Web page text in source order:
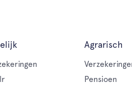
Agrarisch
Pensioen